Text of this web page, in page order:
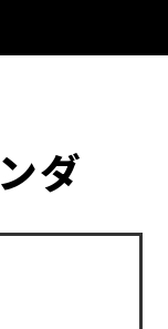
ダ